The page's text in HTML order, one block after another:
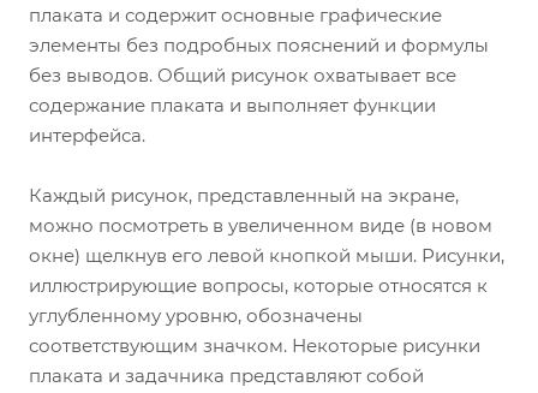
плаката и содержит основные графические
элементы без подробных пояснений и формулы
без выводов. Общий рисунок охватывает все
содержание плаката и выполняет функции
интерфейса.
Каждый рисунок, представленный на экране,
можно посмотреть в увеличенном виде (в новом
окне) щелкнув его левой кнопкой мыши. Рисунки,
иллюстрирующие вопросы, которые относятся к
углубленному уровню, обозначены
соответствующим значком. Некоторые рисунки
плаката и задачника представляют собой